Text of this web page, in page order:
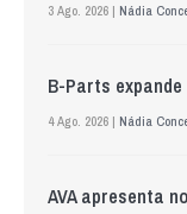
3 Ago. 2026 | Nádia
B-Parts
4 Ago. 2026 | Nádia
AVA apresenta